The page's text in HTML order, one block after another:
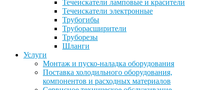
Течеискатели ламповые и красители
Течеискатели электронные
Трубогибы
Труборасширители
Труборезы
Шланги
Услуги
Монтаж и пуско-наладка оборудования
Поставка холодильного оборудования,
компонентов и расходных материалов